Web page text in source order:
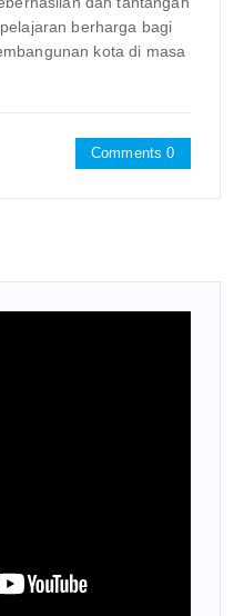
berharga bagi
kota di masa
Comments 0